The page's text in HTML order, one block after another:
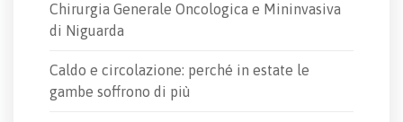
Chirurgia Generale Oncologica e Mininvasiva
di Niguarda
Caldo e circolazione: perché in estate le
gambe soffrono di più